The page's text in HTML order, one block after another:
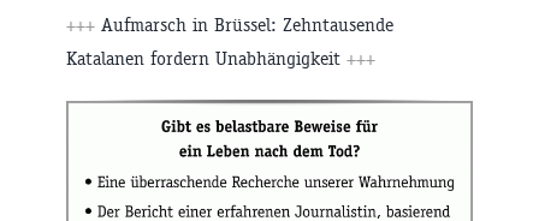
+++ Aufmarsch in Brüssel: Zehntausende
Katalanen fordern Unabhängigkeit +++